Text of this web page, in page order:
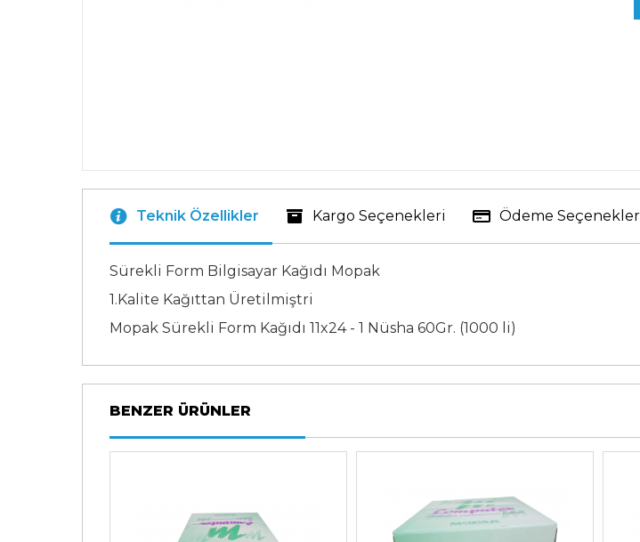
Teknik Özellikler Kargo Seçenekleri Ödeme
Sürekli Form Bilgisayar Kağıdı Mopak
1.Kalite Kağıttan Üretilmiştri
Mopak Sürekli Form Kağıdı 11x24 - 1 Nüsha 60Gr. (1000 li)
BENZER ÜRÜNLER